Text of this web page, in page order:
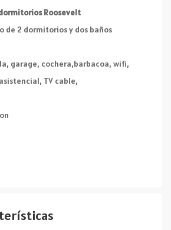
Roosevelt
de 2 dormitorios y dos baños
garage, cochera,barbacoa, wifi,
TV cable,